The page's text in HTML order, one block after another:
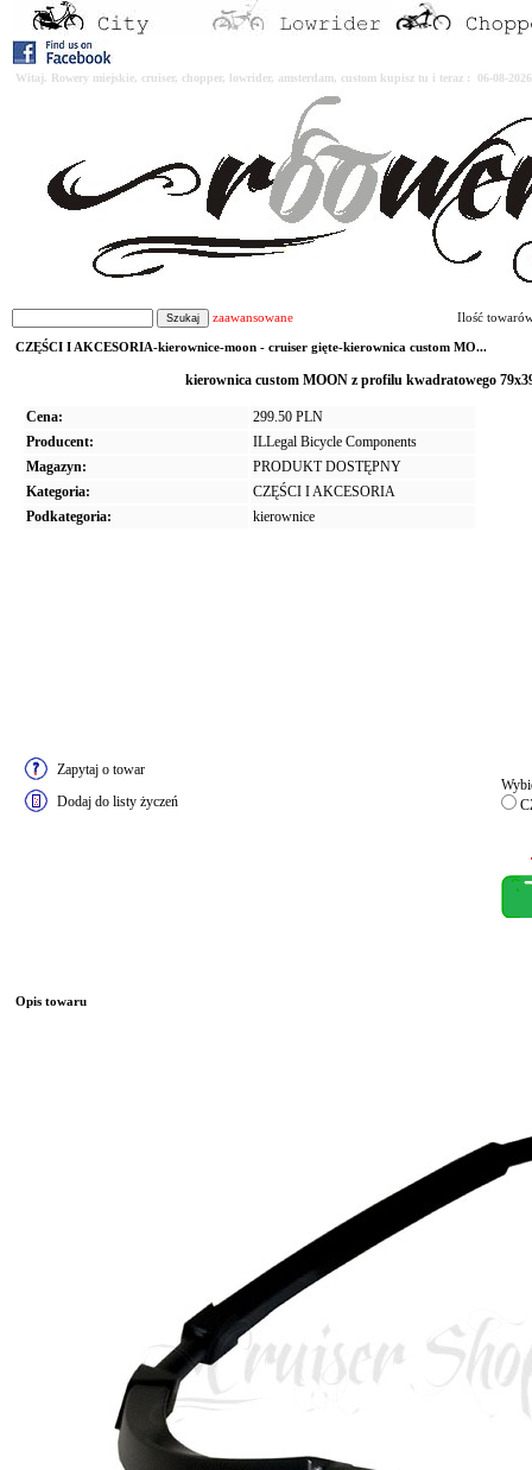
Witaj. Rowery miejskie, cruiser, chopper, lowrider, amsterdam, custom kupisz tu i teraz : 06-08-
zaawansowane Ilość
CZĘŚCI I AKCESORIA-kierownice-moon - cruiser gięte-kierownica custom MO...
kierownica custom MOON z profilu kwadratowego
Cena:
299.50 PLN
Producent:
ILLegal Bicycle Components
Magazyn:
PRODUKT DOSTĘPNY
Kategoria:
CZĘŚCI I AKCESORIA
Podkategoria:
kierownice
Zapytaj o towar
Dodaj do listy życzeń
Opis towaru